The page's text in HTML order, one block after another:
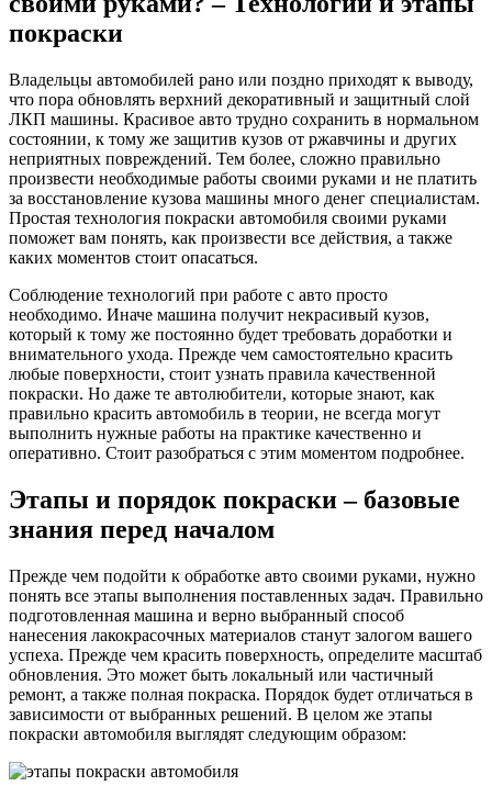
–
и
этапы
покраски
Владельцы автомобилей рано или поздно приходят к выводу,
что пора обновлять верхний декоративный и защитный слой
ЛКП машины. Красивое авто трудно сохранить в нормальном
состоянии, к тому же защитив кузов от ржавчины и других
неприятных повреждений. Тем более, сложно правильно
произвести необходимые работы своими руками и не платить
за восстановление кузова машины много денег специалистам.
Простая технология покраски автомобиля своими руками
поможет вам понять, как произвести все действия, а также
каких моментов стоит опасаться.
Соблюдение технологий при работе с авто просто
необходимо. Иначе машина получит некрасивый кузов,
который к тому же постоянно будет требовать доработки и
внимательного ухода. Прежде чем самостоятельно красить
любые поверхности, стоит узнать правила качественной
покраски. Но даже те автолюбители, которые знают, как
правильно красить автомобиль в теории, не всегда могут
выполнить нужные работы на практике качественно и
оперативно. Стоит разобраться с этим моментом подробнее.
Этапы и порядок покраски – базовые
знания перед началом
Прежде чем подойти к обработке авто своими руками, нужно
понять все этапы выполнения поставленных задач. Правильно
подготовленная машина и верно выбранный способ
нанесения лакокрасочных материалов станут залогом вашего
успеха. Прежде чем красить поверхность, определите масштаб
обновления. Это может быть локальный или частичный
ремонт, а также полная покраска. Порядок будет отличаться в
зависимости от выбранных решений. В целом же этапы
покраски автомобиля выглядят следующим образом: